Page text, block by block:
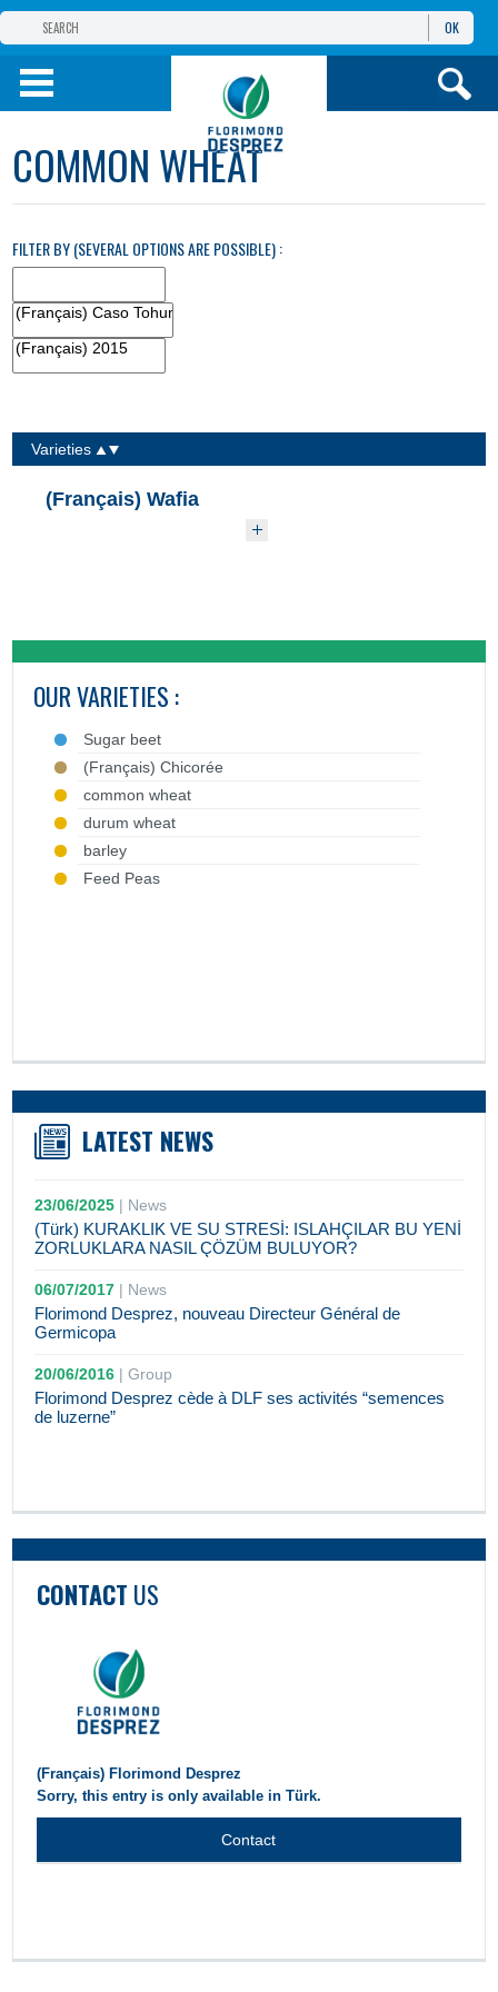
(FRANÇAIS) GROUPE FLORIMOND
(FRANÇAIS) PRODUITS
BILGI VEHIZMETLER
OK
COMMON WHEAT
FILTER BY (SEVERAL OPTIONS ARE POSSIBLE) :
Varieties
(Français) Wafia
OUR VARIETIES :
Sugar beet
(Français) Chicorée
common wheat
durum wheat
barley
Feed Peas
LATEST NEWS
23/06/2025 | News
(Türk) KURAKLIK VE SU STRESİ: ISLAHÇILAR BU YENİ
ZORLUKLARA NASIL ÇÖZÜM BULUYOR?
06/07/2017 | News
Florimond Desprez, nouveau Directeur Général de
Germicopa
20/06/2016 |Group
Florimond Desprez cède à DLF ses activités “semences
de luzerne”
CONTACT US
(Français) Florimond Desprez
Sorry, this entry is only available in Türk.
Contact